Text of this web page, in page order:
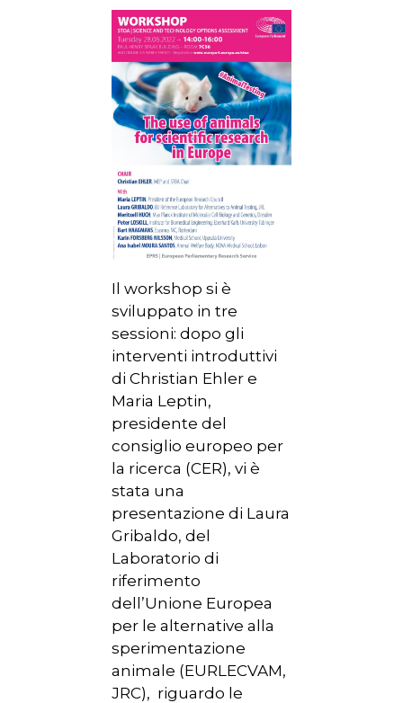
Il workshop si è
sviluppato in tre
sessioni: dopo gli
interventi introduttivi
di Christian Ehler e
Maria Leptin,
presidente del
consiglio europeo per
la ricerca (CER), vi è
stata una
presentazione di Laura
Gribaldo, del
Laboratorio di
riferimento
dell’Unione Europea
per le alternative alla
sperimentazione
animale (EURLECVAM,
JRC), riguardo le